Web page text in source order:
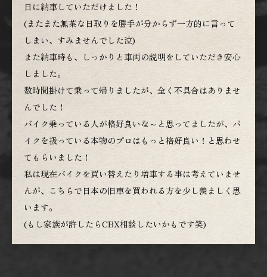
日に納車していただけました！
(またまた無茶な日取りを勝手が分からず一方的に言って
しまい、すみませんでした泣)
また納車時も、しっかりと車両の説明をしていただき安心
しました。
数時間掛けて乗って帰りましたが、全く不具合はありませ
んでした！
バイク乗っている人が格好良いな～と思ってましたが、バ
イクを扱っている本物のプロはもっと格好良い！と思わせ
てもらいました！
私は現在バイクを買い替えたり増車する事は考えていませ
んが、こちらで日本の旧車を買われる方を少し羨ましく思
います。
(もし家族が許したらCBX相談したいかもです笑)